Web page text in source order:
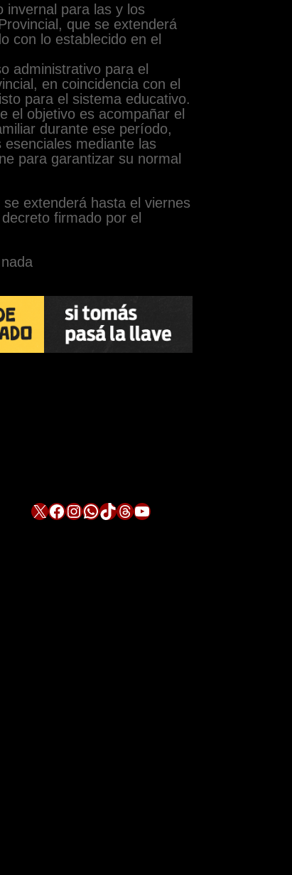
invernal para las y los
que se extenderá
con lo establecido en el
administrativo para el
en coincidencia con el
para el sistema educativo.
el objetivo es acompañar el
durante ese período,
mediante las
para garantizar su normal
extenderá hasta el viernes
firmado por el
X Facebook InstagramWhatsApp TikTok Threads YouTube